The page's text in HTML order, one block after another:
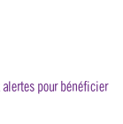
alertes pour bénéficier